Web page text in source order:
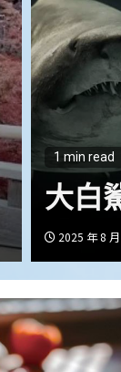
1 min read
大白
2025 年 8